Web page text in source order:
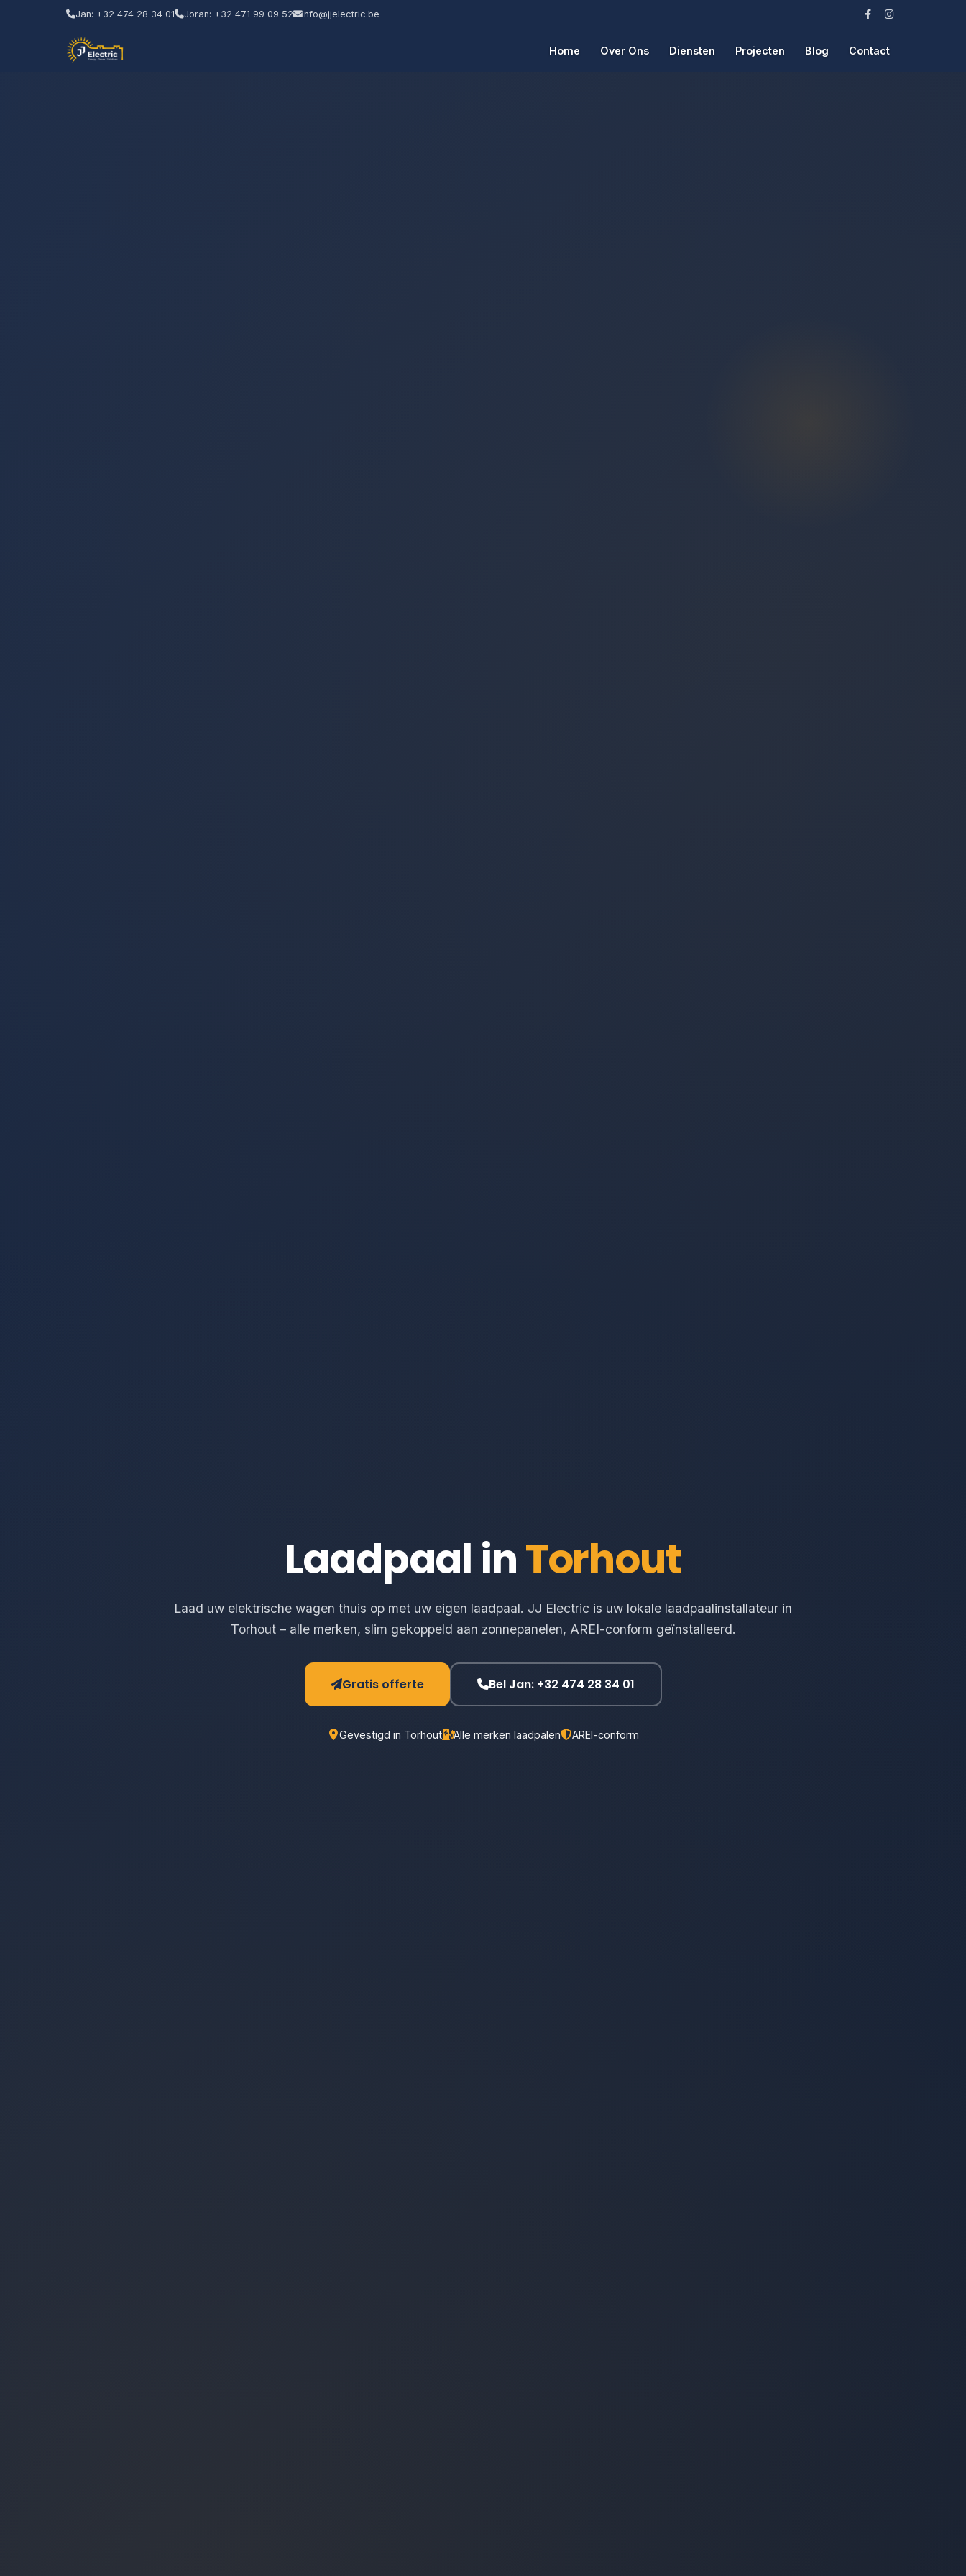
Jan: +32 474 28 34 01 Joran: +32 471 99 09 52 info@jjelectric.be
Home Over Ons Diensten Projecten Blog Contact
Laadpaal inTorhout
Laad uw elektrische wagen thuis op met uw eigen laadpaal. JJ Electric is uw lokale laadpaalinstallateur in
Torhout – alle merken, slim gekoppeld aan zonnepanelen, AREI-conform geïnstalleerd.
Gratis offerte Bel Jan: +32 474 28 34 01
Gevestigd in Torhout Alle merken laadpalen AREI-conform